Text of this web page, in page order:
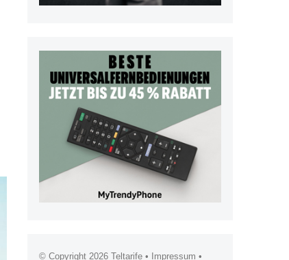
© Copyright 2026 Teltarife • Impressum •